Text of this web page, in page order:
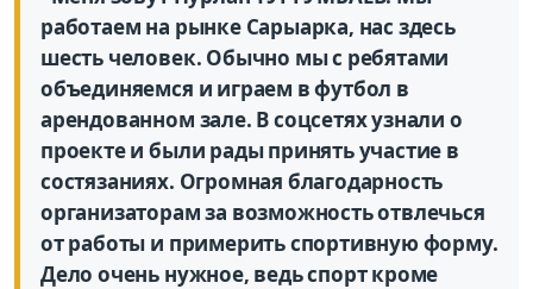
работаем на рынке Сарыарка, нас здесь
шесть человек. Обычно мы с ребятами
объединяемся и играем в футбол в
арендованном зале. Всоцсетяхузнали о
проекте и были радыпринять участие в
состязаниях. Огромная благодарность
организаторамза возможность отвлечься
от работы и примерить спортивную форму.
Дело очень нужное, ведь спорт кроме